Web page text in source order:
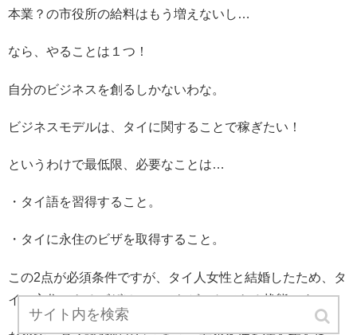
本業？の市役所の給料はもう増えないし…
なら、やることは１つ！
自分のビジネスを創るしかないわな。
ビジネスモデルは、タイに関することで稼ぎたい！
というわけで最低限、必要なことは…
・タイ語を習得すること。
・タイに永住のビザを取得すること。
この2点が必須条件ですが、タイ人女性と結婚したため、タ
イに永住できるビザはいつでもゲットできる状態です。